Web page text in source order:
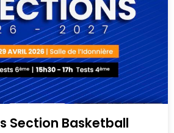
Section Basketball